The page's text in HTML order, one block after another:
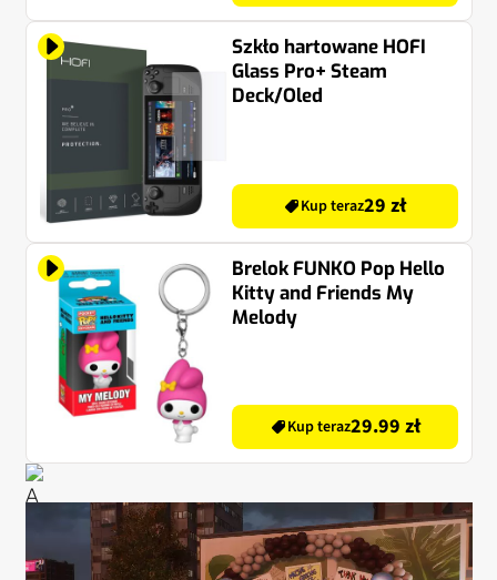
Szkło hartowane HOFI
Glass Pro+ Steam
Deck/Oled
Kup teraz29 zł
Brelok FUNKO Pop Hello
Kitty and Friends My
Melody
Kup teraz29.99 zł